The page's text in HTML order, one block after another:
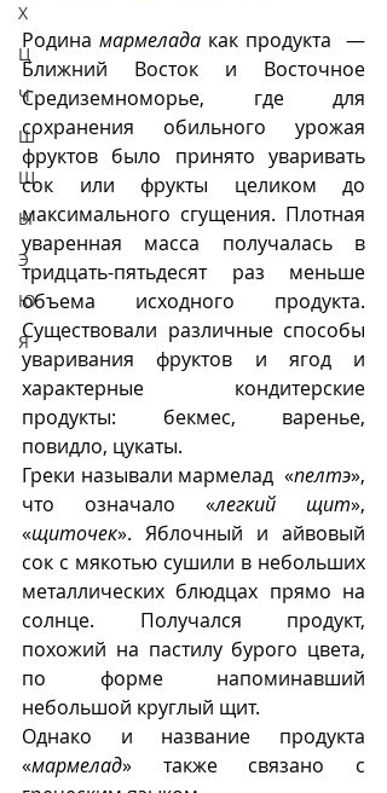
Х
Ц
Ч
Ш
Щ
Ы
Э
Ю
Я
Родина мармелада как продукта  —
Ближний Восток и Восточное
Средиземноморье, где для
сохранения обильного урожая
фруктов было принято уваривать
сок или фрукты целиком до
максимального сгущения. Плотная
уваренная масса получалась в
тридцать-пятьдесят раз меньше
объема исходного продукта.
Существовали различные способы
уваривания фруктов и ягод и
характерные кондитерские
продукты: бекмес, варенье,
повидло, цукаты.
Греки называли мармелад  «пелтэ»,
что означало «легкий щит»,
«щиточек». Яблочный и айвовый
сок с мякотью сушили в небольших
металлических блюдцах прямо на
солнце. Получался продукт,
похожий на пастилу бурого цвета,
по форме напоминавший
небольшой круглый щит.
Однако и название продукта
«мармелад» также связано с